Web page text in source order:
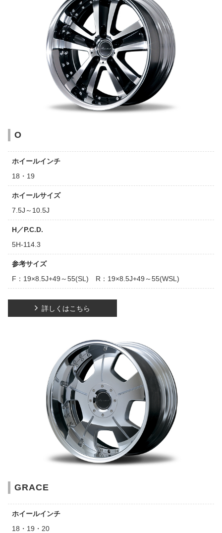
O
ホイールインチ
18・19
ホイールサイズ
7.5J～10.5J
H／P.C.D.
5H-114.3
参考サイズ
F：19×8.5J+49～55(SL) R：19×8.5J+49～55(WSL)
詳しくはこちら
GRACE
ホイールインチ
18・19・20